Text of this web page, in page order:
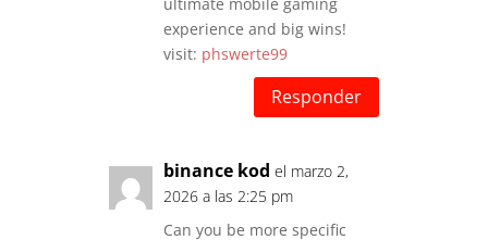
experience and big wins!
visit: phswerte99
Responder
binance kod el marzo 2,
2026 a las 2:25 pm
Can you be more specific